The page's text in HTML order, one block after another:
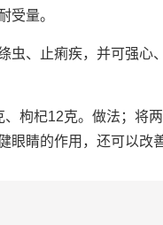
受量。
虫、止痢疾，并可强心
枸杞12克。做法；将
眼睛的作用，还可以改